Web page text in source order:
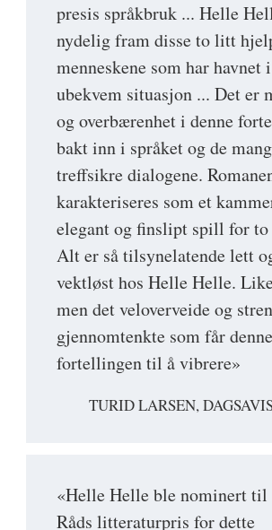
presis språkbruk ... Helle
nydelig fram disse to litt
menneskene som har havnet
ubekvem situasjon ... Det er
og overbærenhet i denne
bakt inn i språket og de
treffsikre dialogene.
karakteriseres som et
elegant og finslipt spill for to
Alt er så tilsynelatende lett
vektløst hos Helle Helle.
men det veloverveide og
gjennomtenkte som får denne
fortellingen til å vibrere»
TURID LARSEN,
«Helle Helle ble nominert
Råds litteraturpris for dette